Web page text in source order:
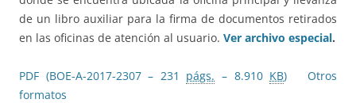
de un libro auxiliar para la firma de documentos retirados
en las oficinas de atención al usuario. Ver archivo especial.
PDF (BOE-A-2017-2307 – 231 págs. – 8.910 KB)
Otros
formatos